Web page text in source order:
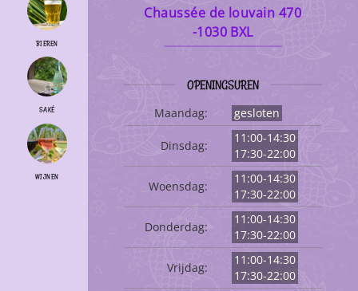
BIEREN
SAKÉ
WIJNEN
Chaussée de louvain 470
-1030 BXL
OPENINGSUREN
Maandag:
gesloten
Dinsdag:
11:00-14:30
17:30-22:00
Woensdag:
11:00-14:30
17:30-22:00
Donderdag:
11:00-14:30
17:30-22:00
Vrijdag:
11:00-14:30
17:30-22:00